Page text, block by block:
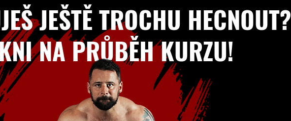
JEŠTĚ TROCHU HECNOUT?
NA PRŮBĚH KURZU!